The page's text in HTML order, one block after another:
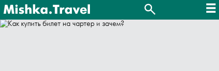
Mishka.Travel